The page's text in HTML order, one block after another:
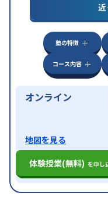
特徴
中高一貫
学習
科目から
塾の特徴
コース内容
オンライン
地図を見る
体験授業(無料) を申し